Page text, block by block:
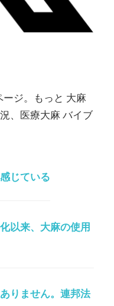
ージ。もっと 大麻
、医療大麻 バイブ
じている
以来、大麻の使用
りません。連邦法